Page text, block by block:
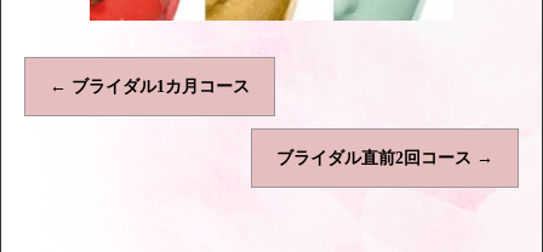
← ブライダル1カ月コース
ブライダル直前2回コース →